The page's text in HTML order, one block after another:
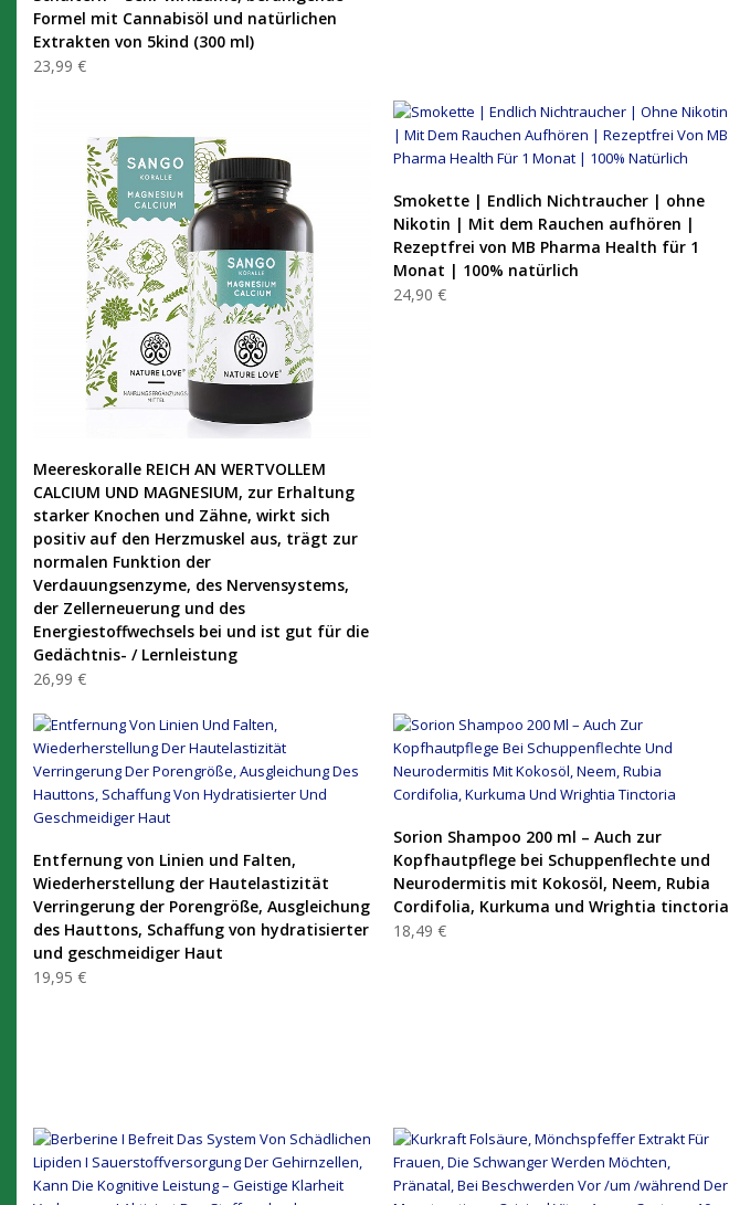
Formel mit Cannabisöl und natürlichen
Extrakten von 5kind (300 ml)
23,99 €
PRODUKT KAUFEN
Meereskoralle REICH AN WERTVOLLEM
CALCIUM UND MAGNESIUM, zur Erhaltung
starker Knochen und Zähne, wirkt sich
positiv auf den Herzmuskel aus, trägt zur
normalen Funktion der
Verdauungsenzyme, des Nervensystems,
der Zellerneuerung und des
Energiestoffwechsels bei und ist gut für die
Gedächtnis- / Lernleistung
26,99 €
PRODUKT KAUFEN
Smokette | Endlich Nichtraucher | ohne
Nikotin | Mit dem Rauchen aufhören |
Rezeptfrei von MB Pharma Health für 1
Monat | 100% natürlich
24,90 €
PRODUKT KAUFEN
Entfernung von Linien und Falten,
Wiederherstellung der Hautelastizität
Verringerung der Porengröße, Ausgleichung
des Hauttons, Schaffung von hydratisierter
und geschmeidiger Haut
19,95 €
PRODUKT KAUFEN
Sorion Shampoo 200 ml – Auch zur
Kopfhautpflege bei Schuppenflechte und
Neurodermitis mit Kokosöl, Neem, Rubia
Cordifolia, Kurkuma und Wrightia tinctoria
18,49 €